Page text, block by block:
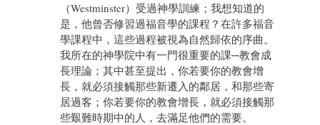
（Westminster）受過神學訓練；我想知道的
是，他曾否修習過福音學的課程？在許多福音
學課程中，這些過程被視為自然歸依的序曲。
我所在的神學院中有一門很重要的課─教會成
長理論；其中甚至提出，你若要你的教會增
長，就必須接觸那些新遷入的鄰居，和那些寄
居過客；你若要你的教會增長，就必須接觸那
些艱難時期中的人，去滿足他們的需要。